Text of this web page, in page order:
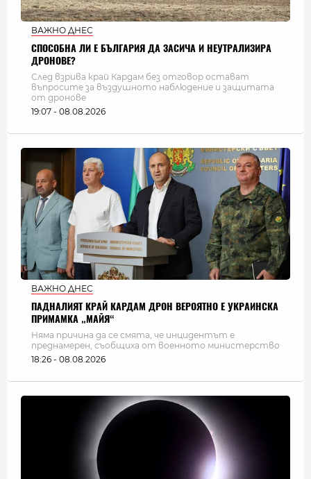
ВАЖНО ДНЕС
СПОСОБНА ЛИ Е БЪЛГАРИЯ ДА ЗАСИЧА И НЕУТРАЛИЗИРА
ДРОНОВЕ?
След взрива край Кардам без отговор остават
въпросите за въздушното наблюдение и защитата
от дронове
19:07 - 08.08.2026
ВАЖНО ДНЕС
ПАДНАЛИЯТ КРАЙ КАРДАМ ДРОН ВЕРОЯТНО Е УКРАИНСКА
ПРИМАМКА „МАЙЯ“
Няма причина да се смята, че инцидентът е
преднамерен, съобщиха от военното министерство
18:26 - 08.08.2026